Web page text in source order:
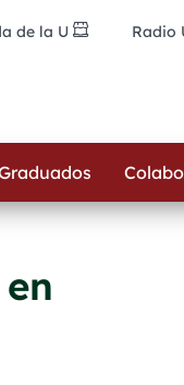
de la U Radio